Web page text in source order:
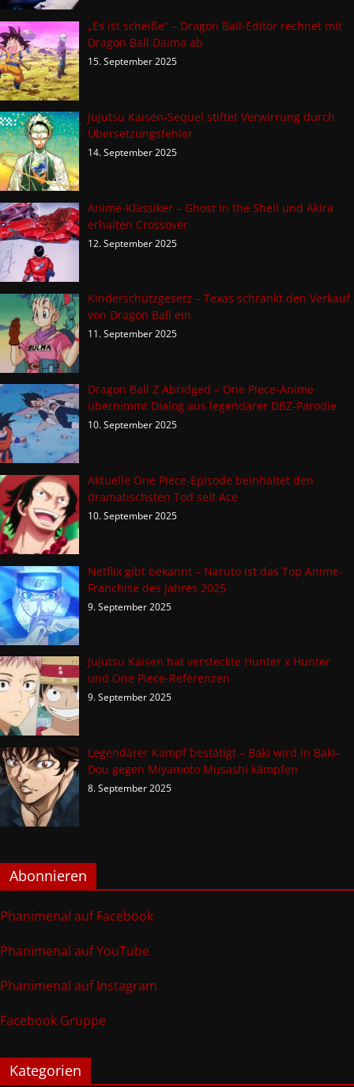
„Es ist scheiße“ – Dragon Ball-Editor rechnet mit
Dragon Ball Daima ab
15. September 2025
Jujutsu Kaisen-Sequel stiftet Verwirrung durch
Übersetzungsfehler
14. September 2025
Anime-Klassiker – Ghost in the Shell und Akira
erhalten Crossover
12. September 2025
Kinderschutzgesetz – Texas schränkt den Verkauf
von Dragon Ball ein
11. September 2025
Dragon Ball Z Abridged – One Piece-Anime
übernimmt Dialog aus legendärer DBZ-Parodie
10. September 2025
Aktuelle One Piece-Episode beinhaltet den
dramatischsten Tod seit Ace
10. September 2025
Netflix gibt bekannt – Naruto ist das Top Anime-
Franchise des Jahres 2025
9. September 2025
Jujutsu Kaisen hat versteckte Hunter x Hunter
und One Piece-Referenzen
9. September 2025
Legendärer Kampf bestätigt – Baki wird in Baki-
Dou gegen Miyamoto Musashi kämpfen
8. September 2025
Abonnieren
Phanimenal auf Facebook
Phanimenal auf YouTube
Phanimenal auf Instagram
Facebook Gruppe
Kategorien